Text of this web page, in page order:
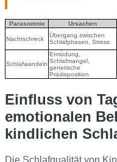
Parasomnie Ursachen
Nachtschreck
Übergang zwischen
Schlafphasen, Stress
Schlafwandeln
Ermüdung,
Schlafmangel,
genetische
Prädisposition
Einfluss von
emotionalen
kindlichen